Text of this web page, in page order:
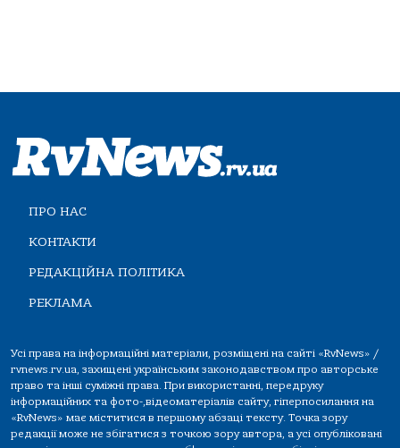
ПРО НАС
КОНТАКТИ
РЕДАКЦІЙНА ПОЛІТИКА
РЕКЛАМА
Усі права на інформаційні матеріали, розміщені на сайті «RvNews» /
rvnews.rv.ua, захищені українським законодавством про авторське
право та інші суміжні права. При використанні, передруку
інформаційних та фото-,відеоматеріалів сайту, гіперпосилання на
«RvNews» має міститися в першому абзаці тексту. Точка зору
редакції може не збігатися з точкою зору автора, а усі опубліковані